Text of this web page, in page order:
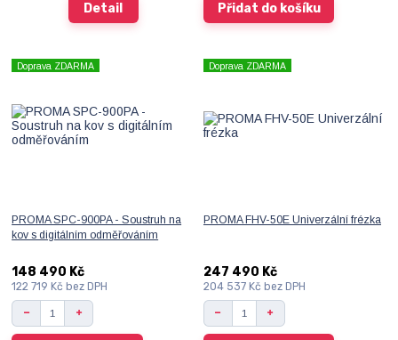
Detail Přidat do košíku
Doprava ZDARMA
PROMA SPC-900PA - Soustruh na
kov s digitálním odměřováním
148 490 Kč
122 719 Kčbez DPH
Doprava ZDARMA
PROMA FHV-50E Univerzální frézka
247 490 Kč
204 537 Kč bez DPH